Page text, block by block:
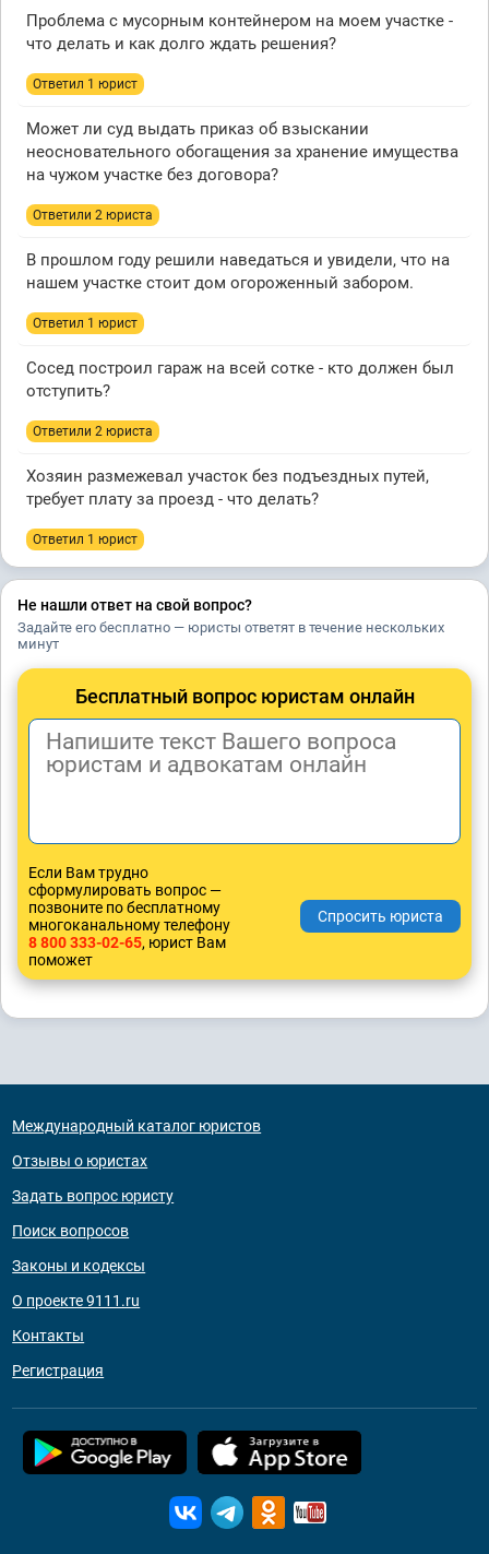
Проблема с мусорным контейнером на моем участке -
что делать и как долго ждать решения?
Ответил 1 юрист
Может ли суд выдать приказ об взыскании
неосновательного обогащения за хранение имущества
на чужом участке без договора?
Ответили 2 юристa
В прошлом году решили наведаться и увидели, что на
нашем участке стоит дом огороженный забором.
Ответил 1 юрист
Сосед построил гараж на всей сотке - кто должен был
отступить?
Ответили 2 юристa
Хозяин размежевал участок без подъездных путей,
требует плату за проезд - что делать?
Ответил 1 юрист
Не нашли ответ на свой вопрос?
Задайте его бесплатно — юристы ответят в течение нескольких
минут
Бесплатный вопрос юристам онлайн
Если Вам трудно
сформулировать вопрос —
позвоните по бесплатному
многоканальному телефону
8 800 333-02-65, юрист Вам
поможет
Международный каталог юристов
Отзывы о юристах
Задать вопрос юристу
Поиск вопросов
Законы и кодексы
О проекте 9111.ru
Контакты
Регистрация